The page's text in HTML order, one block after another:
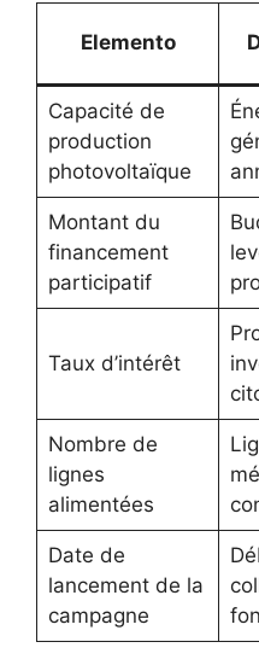
Elemento
Capacité de
production
photovoltaïque
Montant du
financement
participatif
Taux d’intérêt
Nombre de
lignes
alimentées
Date de
lancement de la
campagne